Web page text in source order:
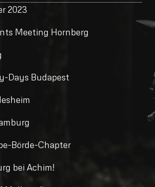
2023
Meeting Hornberg
Days Budapest
Börde-Chapter
bei Achim!